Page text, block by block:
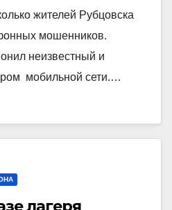
жителей Рубцовска
мошенников.
неизвестный и
мобильной сети.…
лагеря